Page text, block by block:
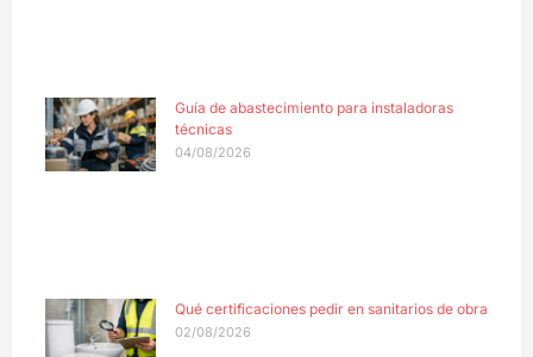
Guía de abastecimiento para instaladoras
técnicas
04/08/2026
Qué certificaciones pedir en sanitarios de obra
02/08/2026